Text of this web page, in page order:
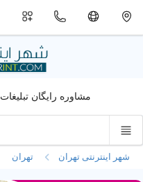
مشاوره رایگان تبلیغات
شهر اینترنتی تهران تهران